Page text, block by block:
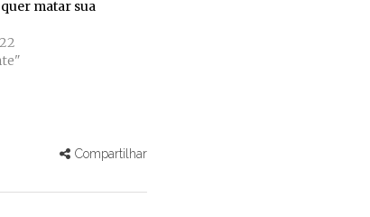
matar sua
Compartilhar